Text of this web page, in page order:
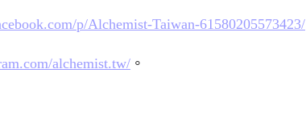
p/Alchemist-Taiwan-61580205573423/
alchemist.tw/ 。